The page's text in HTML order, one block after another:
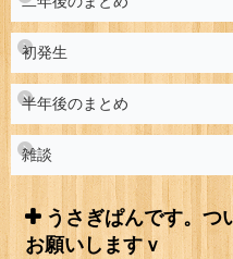
初発生
半年後のまとめ
雑談
うさぎぱんです。つ
お願いしますｖ